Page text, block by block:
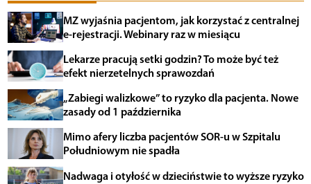
MZ wyjaśnia pacjentom, jak korzystać z centralnej
e-rejestracji. Webinary raz w miesiącu
Lekarze pracują setki godzin? To może być też
efekt nierzetelnych sprawozdań
„Zabiegi walizkowe” to ryzyko dla pacjenta. Nowe
zasady od 1 października
Mimo afery liczba pacjentów SOR-u w Szpitalu
Południowym nie spadła
Nadwaga i otyłość w dzieciństwie to wyższe ryzyko